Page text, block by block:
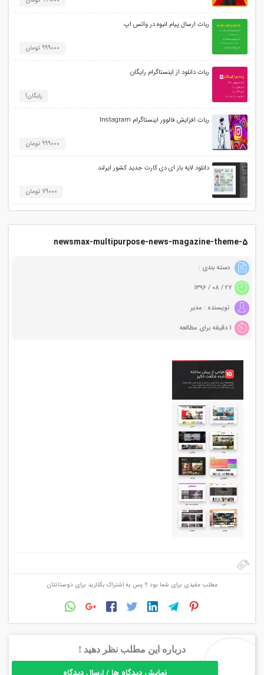
ربات ارسال پیام انبوه در واتس اپ
999000 تومان
ربات دانلود از اینستاگرام رایگان
رایگان!
ربات افزایش فالوور اینستاگرام Instagram
999000 تومان
دانلود لایه باز ای دی کارت جدید کشور ایرلند
79000 تومان
newsmax-multipurpose-news-magazine-theme-5
دسته بندی :
نویسنده : مدیر
مطلب مفیدی برای شما بود ؟ پس به اشتراک بگذارید برای دوستانتان
درباره این مطلب نظر دهید !